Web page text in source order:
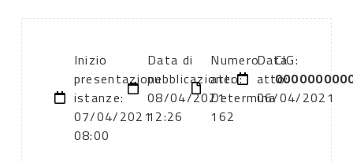
Inizio
presentazione
istanze:
07/04/2021
08:00
Data di
pubblicazione:
08/04/2021
12:26
Numero
atto:
Determina
162
Data
atto:
06/04/2021
CIG: